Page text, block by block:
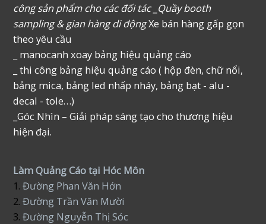
công sản phẩm cho các đối tác _Quầy booth
sampling & gian hàng di độngXe bán hàng gấp gọn
theo yêu cầu
_ manocanh xoay bảng hiệu quảng cáo
_ thi công bảng hiệu quảng cáo ( hộp đèn, chữ nổi,
bảng mica, bảng led nhấp nháy, bảng bạt - alu -
decal - tole…)
_Góc Nhìn – Giải pháp sáng tạo cho thương hiệu
hiện đại.
Làm Quảng Cáo tại Hóc Môn
1.Đường Phan Văn Hớn
2.Đường Trần Văn Mười
3.Đường Nguyễn Thị Sóc